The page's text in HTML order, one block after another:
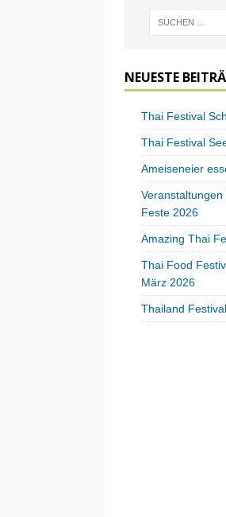
NEUESTE
Thai Festival
Thai Festival
Ameiseneier
Feste 2026
Amazing Thai
Thai Food
März 2026
Thailand